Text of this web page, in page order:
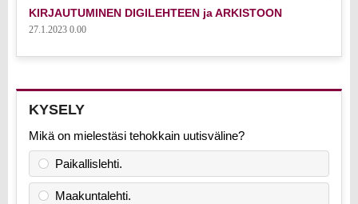
KIRJAUTUMINEN DIGILEHTEEN ja ARKISTOON
27.1.2023 0.00
KYSELY
Mikä on mielestäsi tehokkain uutisväline?
Paikallislehti.
Maakuntalehti.